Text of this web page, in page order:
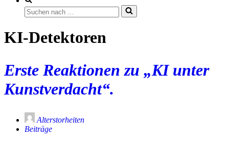
Suchen
nach …
KI-Detektoren
Erste Reaktionen zu „KI unter
Kunstverdacht“.
Alterstorheiten
Beiträge